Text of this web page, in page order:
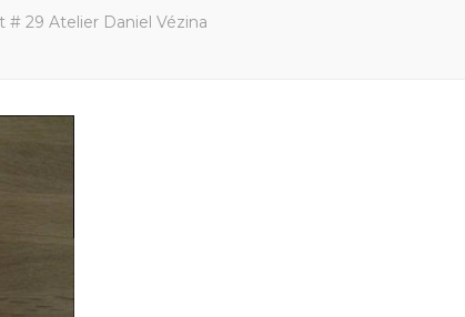
# 29 Atelier Daniel Vézina